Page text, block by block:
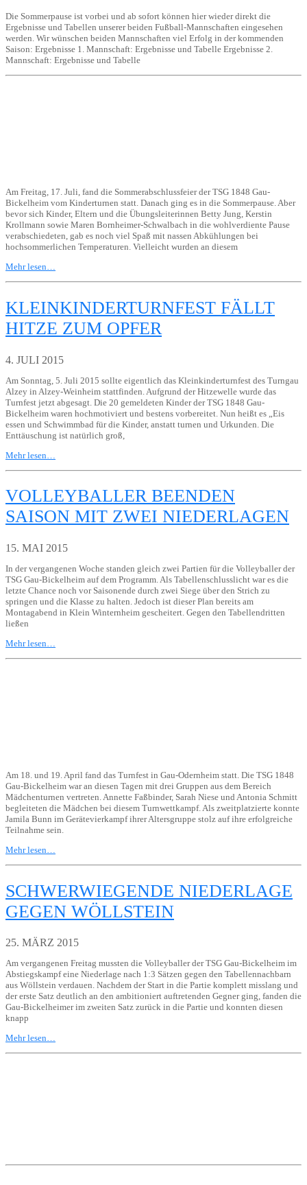
Die Sommerpause ist vorbei und ab sofort können hier wieder direkt die
Ergebnisse und Tabellen unserer beiden Fußball-Mannschaften eingesehen
werden. Wir wünschen beiden Mannschaften viel Erfolg in der kommenden
Saison: Ergebnisse 1. Mannschaft: Ergebnisse und Tabelle Ergebnisse 2.
Mannschaft: Ergebnisse und Tabelle
Am Freitag, 17. Juli, fand die Sommerabschlussfeier der TSG 1848 Gau-
Bickelheim vom Kinderturnen statt. Danach ging es in die Sommerpause. Aber
bevor sich Kinder, Eltern und die Übungsleiterinnen Betty Jung, Kerstin
Krollmann sowie Maren Bornheimer-Schwalbach in die wohlverdiente Pause
verabschiedeten, gab es noch viel Spaß mit nassen Abkühlungen bei
hochsommerlichen Temperaturen. Vielleicht wurden an diesem
Mehr lesen…
KLEINKINDERTURNFEST FÄLLT
HITZE ZUM OPFER
4. JULI 2015
Am Sonntag, 5. Juli 2015 sollte eigentlich das Kleinkinderturnfest des Turngau
Alzey in Alzey-Weinheim stattfinden. Aufgrund der Hitzewelle wurde das
Turnfest jetzt abgesagt. Die 20 gemeldeten Kinder der TSG 1848 Gau-
Bickelheim waren hochmotiviert und bestens vorbereitet. Nun heißt es „Eis
essen und Schwimmbad für die Kinder, anstatt turnen und Urkunden. Die
Enttäuschung ist natürlich groß,
Mehr lesen…
VOLLEYBALLER BEENDEN
SAISON MIT ZWEI NIEDERLAGEN
15. MAI 2015
In der vergangenen Woche standen gleich zwei Partien für die Volleyballer der
TSG Gau-Bickelheim auf dem Programm. Als Tabellenschlusslicht war es die
letzte Chance noch vor Saisonende durch zwei Siege über den Strich zu
springen und die Klasse zu halten. Jedoch ist dieser Plan bereits am
Montagabend in Klein Winternheim gescheitert. Gegen den Tabellendritten
ließen
Mehr lesen…
Am 18. und 19. April fand das Turnfest in Gau-Odernheim statt. Die TSG 1848
Gau-Bickelheim war an diesen Tagen mit drei Gruppen aus dem Bereich
Mädchenturnen vertreten. Annette Faßbinder, Sarah Niese und Antonia Schmitt
begleiteten die Mädchen bei diesem Turnwettkampf. Als zweitplatzierte konnte
Jamila Bunn im Gerätevierkampf ihrer Altersgruppe stolz auf ihre erfolgreiche
Teilnahme sein.
Mehr lesen…
SCHWERWIEGENDE NIEDERLAGE
GEGEN WÖLLSTEIN
25. MÄRZ 2015
Am vergangenen Freitag mussten die Volleyballer der TSG Gau-Bickelheim im
Abstiegskampf eine Niederlage nach 1:3 Sätzen gegen den Tabellennachbarn
aus Wöllstein verdauen. Nachdem der Start in die Partie komplett misslang und
der erste Satz deutlich an den ambitioniert auftretenden Gegner ging, fanden die
Gau-Bickelheimer im zweiten Satz zurück in die Partie und konnten diesen
knapp
Mehr lesen…